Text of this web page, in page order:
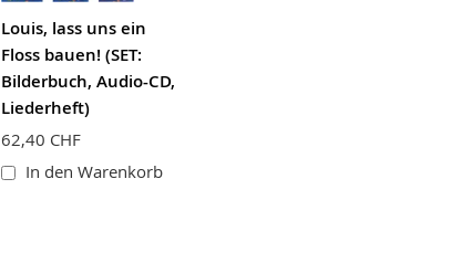
Louis, lass uns ein
Floss bauen! (SET:
Bilderbuch, Audio-CD,
Liederheft)
62,40 CHF
In den Warenkorb